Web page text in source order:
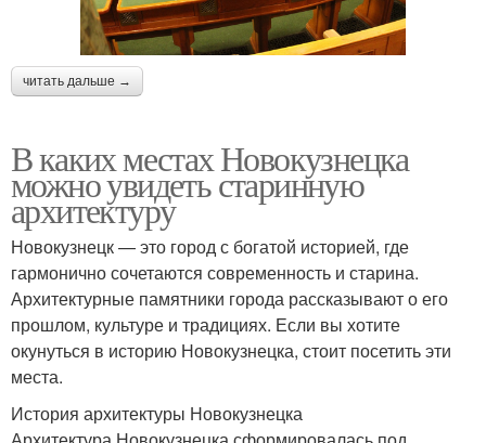
читать дальше →
В каких местах Новокузнецка
можно увидеть старинную
архитектуру
Новокузнецк — это город с богатой историей, где
гармонично сочетаются современность и старина.
Архитектурные памятники города рассказывают о его
прошлом, культуре и традициях. Если вы хотите
окунуться в историю Новокузнецка, стоит посетить эти
места.
История архитектуры Новокузнецка